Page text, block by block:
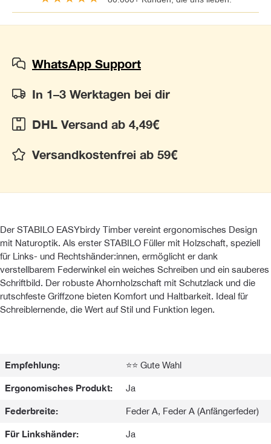
WhatsApp Support
In 1–3 Werktagen bei dir
DHL Versand ab 4,49€
Versandkostenfrei ab 59€
Der STABILO EASYbirdy Timber vereint ergonomisches Design
mit Naturoptik. Als erster STABILO Füller mit Holzschaft, speziell
für Links- und Rechtshänder:innen, ermöglicht er dank
verstellbarem Federwinkel ein weiches Schreiben und ein sauberes
Schriftbild. Der robuste Ahornholzschaft mit Schutzlack und die
rutschfeste Griffzone bieten Komfort und Haltbarkeit. Ideal für
Schreiblernende, die Wert auf Stil und Funktion legen.
Empfehlung: ⭐⭐ Gute Wahl
Ergonomisches Produkt: Ja
Federbreite: Feder A, Feder A (Anfängerfeder)
Für Linkshänder: Ja